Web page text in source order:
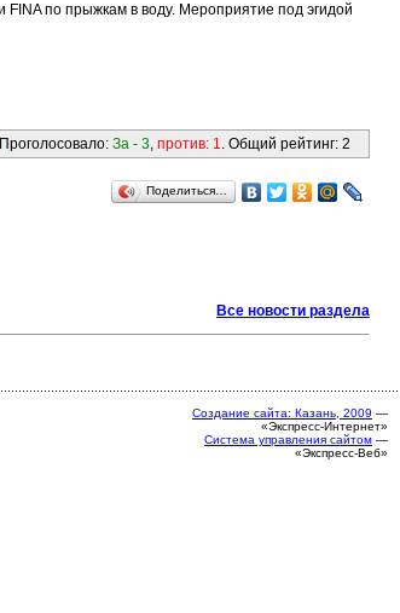
по прыжкам в воду. Мероприятие под эгидой
Проголосовало: За - 3, против: 1. Общий рейтинг: 2
Поделиться…
Все новости раздела
Создание сайта: Казань, 2009 —
«Экспресс-Интернет»
Система управления сайтом —
«Экспресс-Веб»